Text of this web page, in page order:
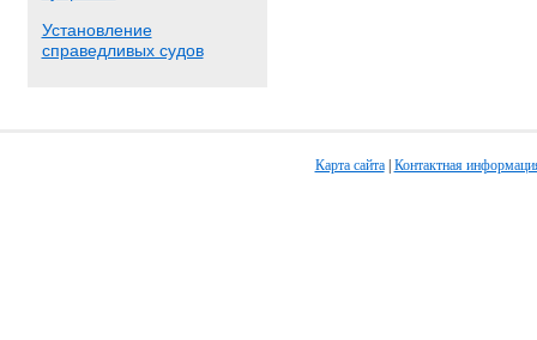
Установление
справедливых судов
Карта сайта| Контактная